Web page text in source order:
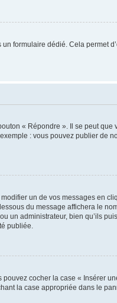
formulaire dédié. Cela permet
« Répondre ». Il se peut que
: vous pouvez publier de
un de vos messages en
du message affichera le
un administrateur, bien qu’ils
publiée.
cocher la case « Insérer
la case appropriée dans le